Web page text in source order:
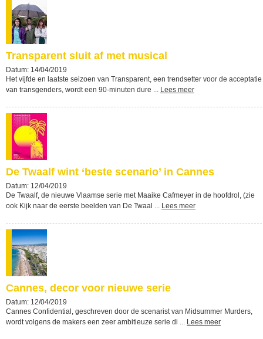
Transparent sluit af met musical
Datum: 14/04/2019
Het vijfde en laatste seizoen van Transparent, een trendsetter voor de acceptatie
van transgenders, wordt een 90-minuten dure ... Lees meer
De Twaalf wint ‘beste scenario’ in Cannes
Datum: 12/04/2019
De Twaalf, de nieuwe Vlaamse serie met Maaike Cafmeyer in de hoofdrol, (zie
ook Kijk naar de eerste beelden van De Twaal ... Lees meer
Cannes, decor voor nieuwe serie
Datum: 12/04/2019
Cannes Confidential, geschreven door de scenarist van Midsummer Murders,
wordt volgens de makers een zeer ambitieuze serie di ... Lees meer